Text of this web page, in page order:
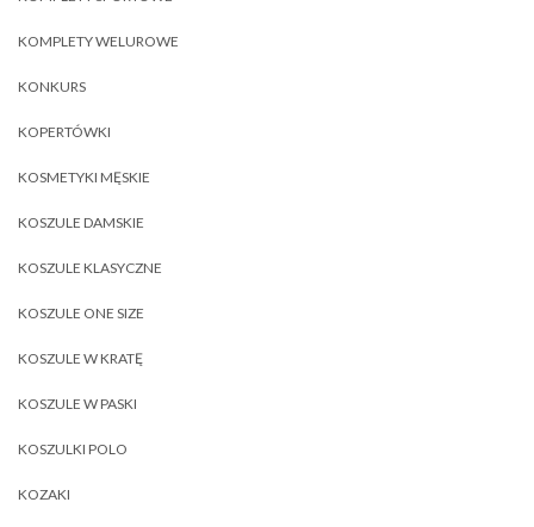
KOMPLETY WELUROWE
KONKURS
KOPERTÓWKI
KOSMETYKI MĘSKIE
KOSZULE DAMSKIE
KOSZULE KLASYCZNE
KOSZULE ONE SIZE
KOSZULE W KRATĘ
KOSZULE W PASKI
KOSZULKI POLO
KOZAKI